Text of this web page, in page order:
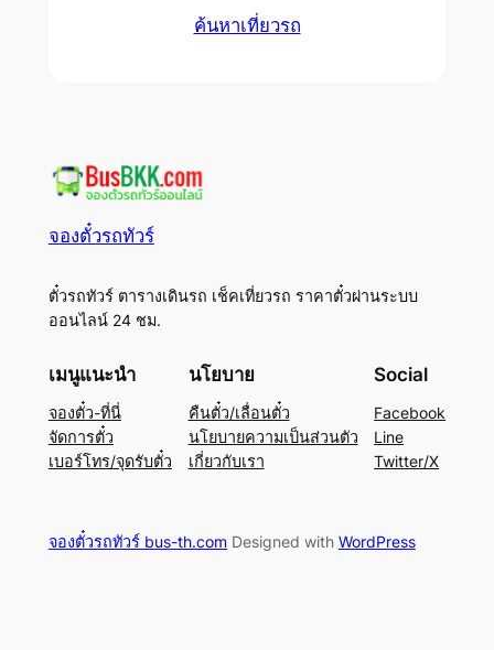
ค้นหาเที่ยวรถ
จองตั๋วรถทัวร์
ตั๋วรถทัวร์ ตารางเดินรถ เช็คเที่ยวรถ ราคาตั๋วผ่านระบบ
ออนไลน์ 24 ชม.
เมนูแนะนำ
จองตั๋ว-ที่นี่
จัดการตั๋ว
เบอร์โทร/จุดรับตั๋ว
นโยบาย
คืนตั๋ว/เลื่อนตั๋ว
นโยบายความเป็นส่วนตัว
เกี่ยวกับเรา
Social
Facebook
Line
Twitter/X
จองตั๋วรถทัวร์ bus-th.comDesigned with WordPress